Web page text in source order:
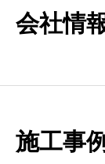
会社情
施工事例